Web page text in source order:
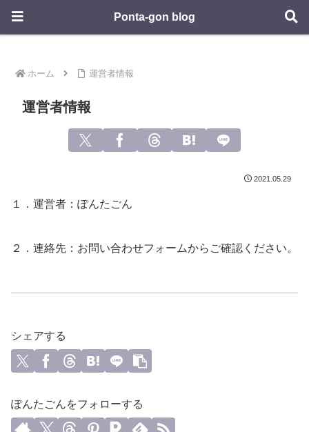
ホーム 運営者情報
運営者情報
2021.05.29
１．運営者：ぽんたごん
２．連絡先：お問い合わせフォームからご確認ください。
シェアする
ぽんたごんをフォローする
Ponta-gon blog